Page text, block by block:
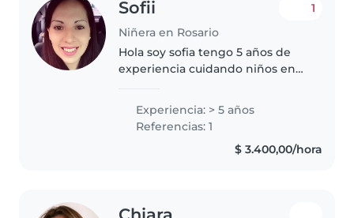
Sofii
Niñera en Rosario
1
Hola soy sofia tengo 5 años de
experiencia cuidando niños en
responsable, amigable y
empática que disfruta jugando
con los niños. Estoy cómoda
Experiencia: > 5 años
Referencias: 1
$ 3.400,00/hora